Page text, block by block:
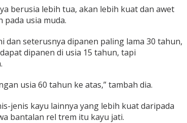
berusia lebih tua, akan lebih kuat dan awet
usia muda.
dan seterusnya dipanen paling lama 30 tahun,
dipanen di usia 15 tahun, tapi
usia 60 tahun ke atas,” tambah dia.
jenis kayu lainnya yang lebih kuat daripada
bantalan rel trem itu kayu jati.